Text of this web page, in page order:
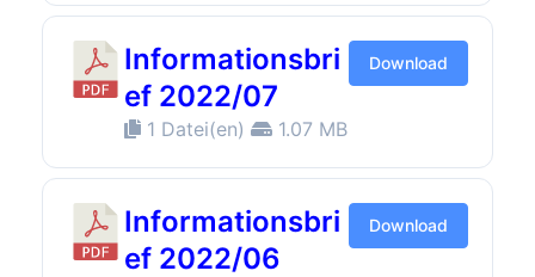
Informationsbri
ef 2022/07
1 Datei(en) 1.07 MB
Download
Informationsbri
ef 2022/06
Download